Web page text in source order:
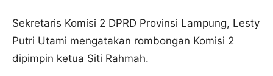
Sekretaris Komisi 2 DPRD Provinsi Lampung, Lesty
Putri Utami mengatakan rombongan Komisi 2
dipimpin ketua Siti Rahmah.